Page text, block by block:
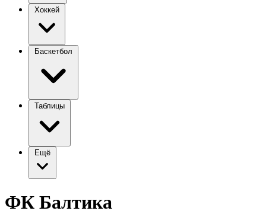
Хоккей
Баскетбол
Таблицы
Ещё
ФК Балтика